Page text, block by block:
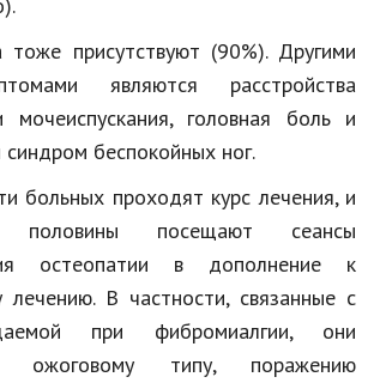
тоже присутствуют (90%). Другими
являются расстройства
мочеиспускания, головная боль и
синдром беспокойных ног.
больных проходят курс лечения, и
посещают сеансы
остеопатии в дополнение к
лечению. В частности, связанные с
при фибромиалгии, они
ожоговому типу, поражению